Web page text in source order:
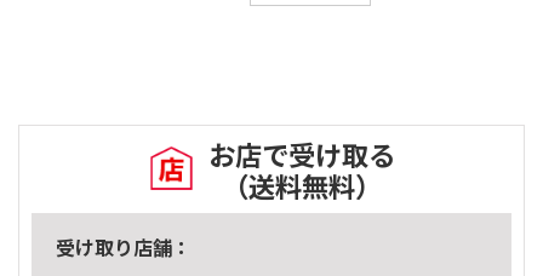
お店で受け取る
（送料無料）
受け取り店舗：